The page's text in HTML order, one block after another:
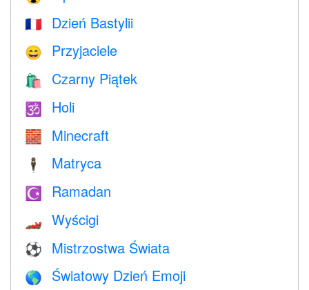
🇫🇷 Dzień Bastylii
😄 Przyjaciele
🛍 Czarny Piątek
🕉 Holi
🧱 Minecraft
🕴️ Matryca
☪️ Ramadan
🏎 Wyścigi
⚽ Mistrzostwa Świata
🌎 Światowy Dzień Emoji